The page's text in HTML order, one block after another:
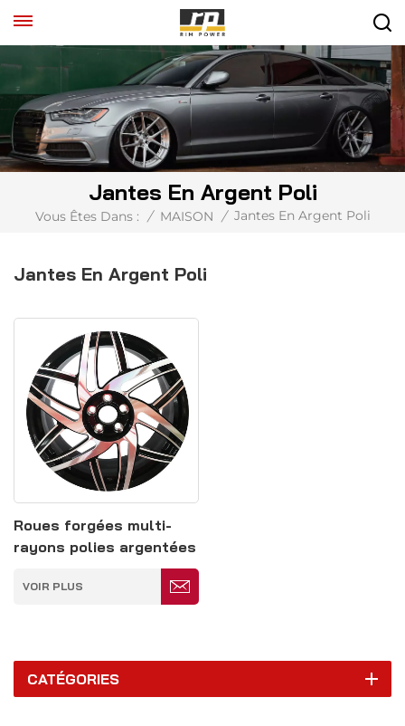
Jantes En Argent Poli
Vous Êtes Dans : / MAISON / Jantes En Argent Poli
Jantes En Argent Poli
Roues forgées multi-
rayons polies argentées
de 20 pouces 5 x 120
mm
VOIR PLUS
CATÉGORIES